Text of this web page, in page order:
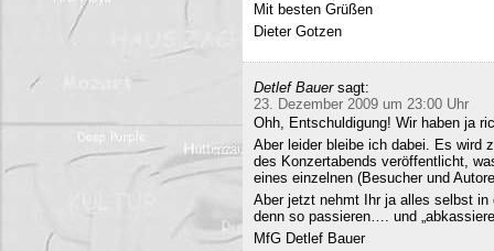
Mit besten Grüßen
Dieter Gotzen
Detlef Bauer sagt:
23. Dezember 2009 um 23:00 Uhr
Ohh, Entschuldigung! Wir haben ja
Aber leider bleibe ich dabei. Es wird
des Konzertabends veröffentlicht,
eines einzelnen (Besucher und
Aber jetzt nehmt Ihr ja alles selbst
denn so passieren…. und
MfG Detlef Bauer